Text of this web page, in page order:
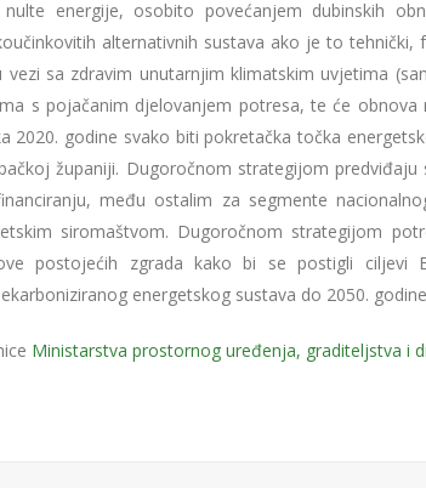
energije, osobito povećanjem dubinskih
alternativnih sustava ako je to
sa zdravim unutarnjim klimatskim uvjetima
s pojačanim djelovanjem potresa, te će
2020. godine svako biti pokretačka točka
županiji. Dugoročnom strategijom
među ostalim za segmente
siromaštvom. Dugoročnom strategijom
postojećih zgrada kako bi se postigli ciljevi
energetskog sustava do 2050.
Ministarstva prostornog uređenja, graditeljstva i